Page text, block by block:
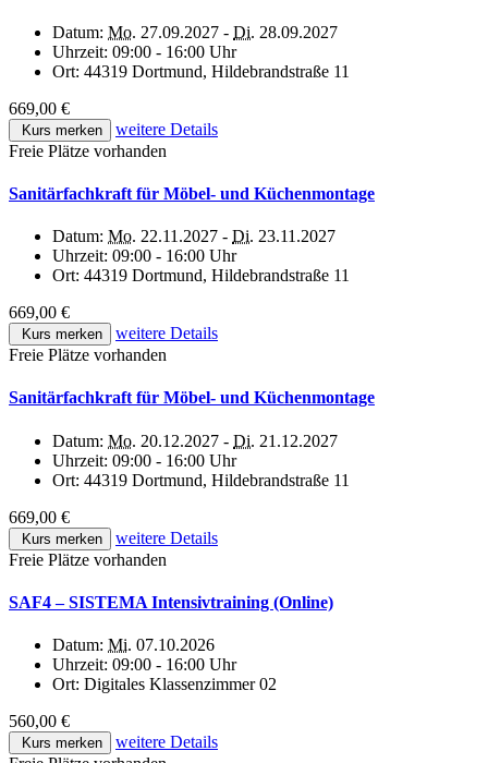
Datum: Mo. 27.09.2027 - Di. 28.09.2027
Uhrzeit: 09:00 - 16:00 Uhr
Ort: 44319 Dortmund, Hildebrandstraße 11
669,00 €
Kurs merken
weitere Details
Freie Plätze vorhanden
Sanitärfachkraft für Möbel- und Küchenmontage
Datum: Mo. 22.11.2027 - Di. 23.11.2027
Uhrzeit: 09:00 - 16:00 Uhr
Ort: 44319 Dortmund, Hildebrandstraße 11
669,00 €
Kurs merken
weitere Details
Freie Plätze vorhanden
Sanitärfachkraft für Möbel- und Küchenmontage
Datum: Mo. 20.12.2027 - Di. 21.12.2027
Uhrzeit: 09:00 - 16:00 Uhr
Ort: 44319 Dortmund, Hildebrandstraße 11
669,00 €
Kurs merken
weitere Details
Freie Plätze vorhanden
SAF4 – SISTEMA Intensivtraining (Online)
Datum: Mi. 07.10.2026
Uhrzeit: 09:00 - 16:00 Uhr
Ort: Digitales Klassenzimmer 02
560,00 €
Kurs merken
weitere Details